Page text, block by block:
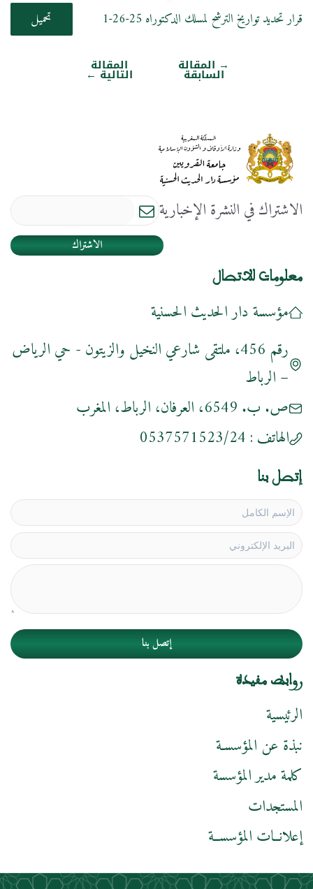
قرار تحديد تواريخ الترشح لمسلك الدكتوراه 25-26-1 تحميل
تصفّح→ المقالة
السابقة المقالة
التالية←
الاشتراك في النشرة الإخبارية
الاشتراك
معلومات للاتصال
مؤسسة دار الحديث الحسنية
رقم 456، ملتقى شارعي النخيل والزيتون - حي الرياض
– الرباط
ص. ب. 6549، العرفان، الرباط، المغرب
الهاتف : 0537571523/24
إتصل بنا
إتصل بنا
روابط مفيدة
الرئيسية
نبذة عن المؤسسـة
كلمة مدير المؤسسة
المستجدات
إعلانــات المؤسســة